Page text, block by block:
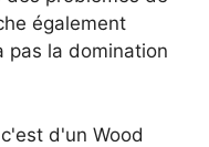
également
pas la domination
d'un Wood